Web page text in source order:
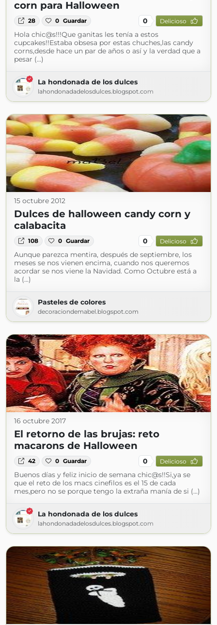
corn para Halloween
28 0 Guardar 0 Delicioso
Hola chic@s!!!Que ganitas les tenía a estos
cupcakes!!Estaba obsesa por estas chuches,las candy
corns,desde hace un par de años o así y la verdad que a
pesar (...)
La hondonada de los dulces
lahondonadadelosdulces.blogspot.com
15 octubre 2012
Dulces de halloween candy corn y
calabacita
108 0 Guardar 0 Delicioso
Aunque parezca mentira, después de septiembre, los
meses se nos vienen encima, cuando nos queremos
acordar se nos viene la Navidad. Como Octubre está a
la (...)
Pasteles de colores
decoraciondemabel.blogspot.com
16 octubre 2017
El retorno de las brujas: reto
macarons de Halloween
42 0 Guardar 0 Delicioso
Buenos días y feliz inicio de semana chic@s!!Si,ya se
que el reto de los macs cinefilos es el 15 de cada
mes,pero no se porque tengo la extraña manía de si (...)
La hondonada de los dulces
lahondonadadelosdulces.blogspot.com